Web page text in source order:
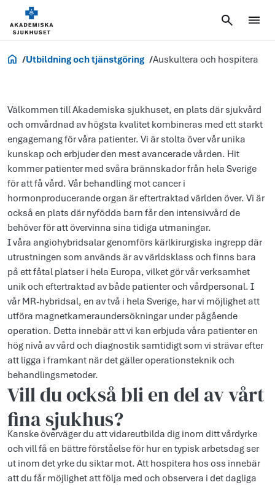
Jobb och utbildning
Utbildning och tjänstgöring Auskultera och hospitera
Välkommen till Akademiska sjukhuset, en plats där sjukvård
och omvårdnad av högsta kvalitet kombineras med ett starkt
engagemang för våra patienter. Vi är stolta över vår unika
kunskap och erbjuder den mest avancerade vården. Hit
kommer patienter med svåra brännskador från hela Sverige
för att få vård. Vår behandling mot cancer i
hormonproducerande organ är eftertraktad världen över. Vi är
också en plats där nyfödda barn får den intensivvård de
behöver för att övervinna sina tidiga utmaningar.
I våra angiohybridsalar genomförs kärlkirurgiska ingrepp där
utrustningen som används är av världsklass och finns bara
på ett fåtal platser i hela Europa, vilket gör vår verksamhet
unik och eftertraktad av både patienter och vårdpersonal. I
vår MR-hybridsal, en av två i hela Sverige, har vi möjlighet att
utföra magnetkameraundersökningar under pågående
operation. Detta innebär att vi kan erbjuda våra patienter en
hög nivå av vård och diagnostik samtidigt som vi strävar efter
att ligga i framkant när det gäller operationsteknik och
behandlingsmetoder.
Vill du också bli en del av vårt
fina sjukhus?
Kanske överväger du att vidareutbilda dig inom ditt vårdyrke
och vill få en bättre förståelse för hur en typisk arbetsdag ser
ut inom det yrke du siktar mot. Att hospitera hos oss innebär
att du får möjlighet att följa med och observera i det dagliga